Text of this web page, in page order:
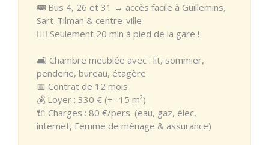
🚌 Bus 4, 26 et 31 → accès facile à Guillemins,
Sart-Tilman & centre-ville
🚶‍♂️ Seulement 20 min à pied de la gare !
🛋️ Chambre meublée avec : lit, sommier,
penderie, bureau, étagère
📅 Contrat de 12 mois
💰 Loyer : 330 € (+- 15 m²)
🔌 Charges : 80 €/pers. (eau, gaz, élec,
internet, Femme de ménage & assurance)